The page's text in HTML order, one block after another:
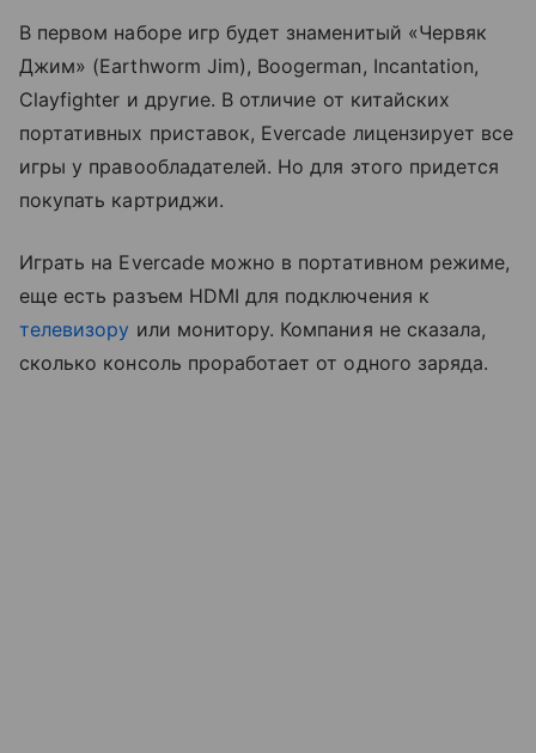
В первом наборе игр будет знаменитый «Червяк
Джим» (Earthworm Jim), Boogerman, Incantation,
Clayfighter и другие. В отличие от китайских
портативных приставок, Evercade лицензирует все
игры у правообладателей. Но для этого придется
покупать картриджи.
Играть на Evercade можно в портативном режиме,
еще есть разъем HDMI для подключения к
телевизору или монитору. Компания не сказала,
сколько консоль проработает от одного заряда.